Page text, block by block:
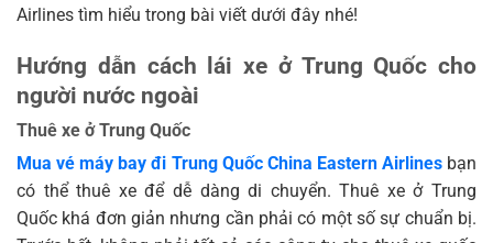
Airlines tìm hiểu trong bài viết dưới đây nhé!
Hướng dẫn cách lái xe ở Trung Quốc cho
người nước ngoài
Thuê xe ở Trung Quốc
Mua vé máy bay đi Trung Quốc China Eastern Airlinesbạn
có thể thuê xe để dễ dàng di chuyển. Thuê xe ở Trung
Quốc khá đơn giản nhưng cần phải có một số sự chuẩn bị.